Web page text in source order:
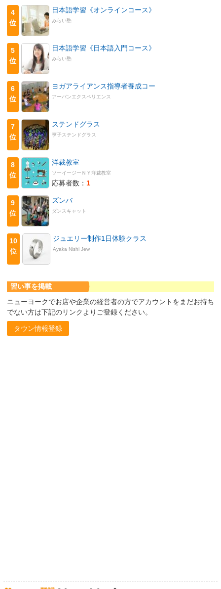
4
位
日本語学習《オンラインコース》
みらい塾
5
位
日本語学習《日本語入門コース》
みらい塾
6
位
ヨガアライアンス指導者養成コー
アーバンエクスペリエンス
7
位
ステンドグラス
亨子ステンドグラス
8
位
洋裁教室
ソーイージーＮＹ洋裁教室
応募者数： 1
9
位
ズンバ
ダンスキャット
10
位
ジュエリー制作1日体験クラス
Ayaka Nishi Jew
習い事を掲載
ニューヨークでお店や企業の経営者の方でアカウントをまだお持ち
でない方は下記のリンクよりご登録ください。
タウン情報登録